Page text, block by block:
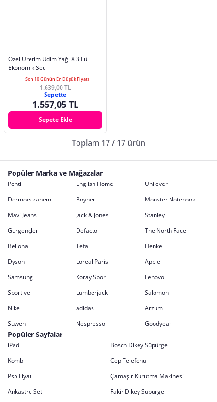
Özel Üretim Udim Yağı X 3 Lü
Ekonomik Set
Son 10 Günün En Düşük Fiyatı
1.639,00 TL
Sepette
1.557,05 TL
Sepete Ekle
Toplam 17 / 17 ürün
Popüler Marka ve Mağazalar
Penti English Home
Unilever
Dermoeczanem
Boyner
Monster Notebook
Mavi Jeans
Jack & Jones
Stanley
Gürgençler
Defacto
The North Face
Bellona
Tefal
Henkel
Dyson
Loreal Paris
Apple
Samsung
Koray Spor
Lenovo
Sportive
Lumberjack
Salomon
Nike
adidas
Arzum
Suwen
Nespresso Goodyear
Popüler Sayfalar
iPad
Bosch Dikey Süpürge
Kombi
Cep Telefonu
Ps5 Fiyat
Çamaşır Kurutma Makinesi
Ankastre Set
Fakir Dikey Süpürge